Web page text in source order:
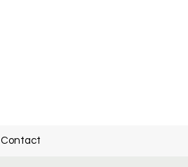
Contact